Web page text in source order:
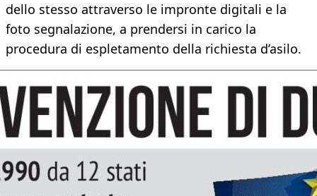
dello stesso attraverso le impronte digitali e la
foto segnalazione, a prendersi in carico la
procedura di espletamento della richiesta d’asilo.